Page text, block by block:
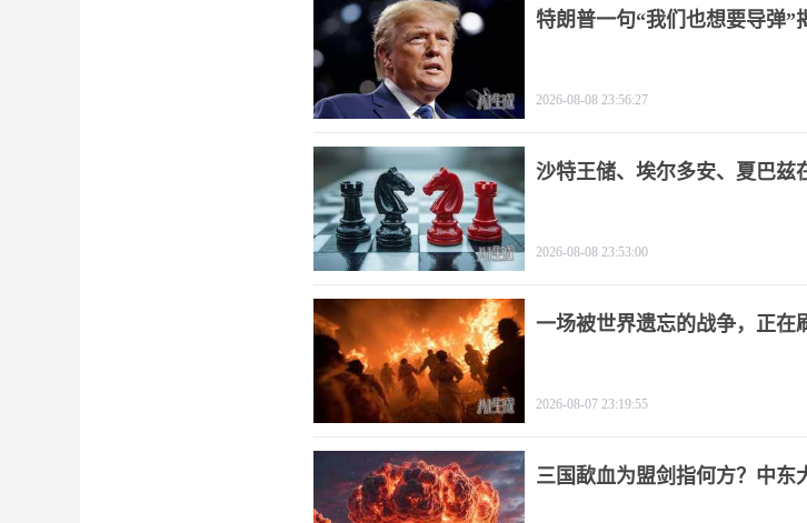
特朗普一句“我们也想要导弹”
2026-08-08 23:56:27
沙特王储、埃尔多安、夏巴兹
2026-08-08 23:53:00
一场被世界遗忘的战争，正在
2026-08-07 23:19:55
三国歃血为盟剑指何方？中东